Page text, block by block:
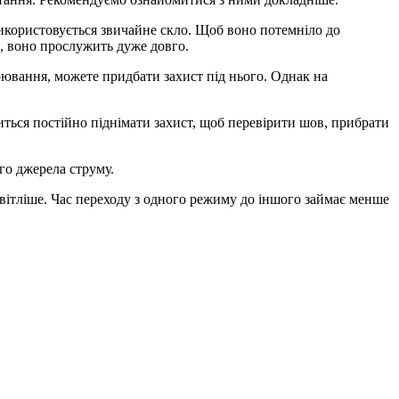
звичайне скло. Щоб воно потемніло до
воно прослужить дуже довго.
можете придбати захист під нього. Однак на
постійно піднімати захист, щоб перевірити шов, прибрати
джерела струму.
Час переходу з одного режиму до іншого займає менше